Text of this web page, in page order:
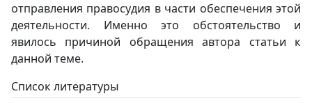
отправления правосудия в части обеспечения этой
деятельности. Именно это обстоятельство и
явилось причиной обращения автора статьи к
данной теме.
Список литературы